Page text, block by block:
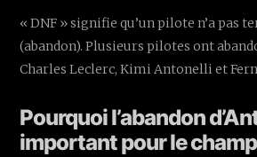
« DNF » signifie qu’un pilote n’a pas
(abandon). Plusieurs pilotes ont
Charles Leclerc, Kimi Antonelli et
Pourquoi l’abandon
important pour le